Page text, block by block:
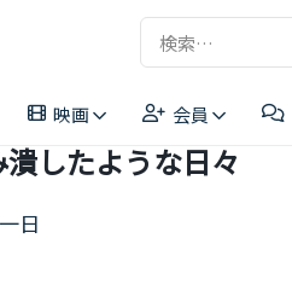
検
索:
映画 会員
したような日々
日